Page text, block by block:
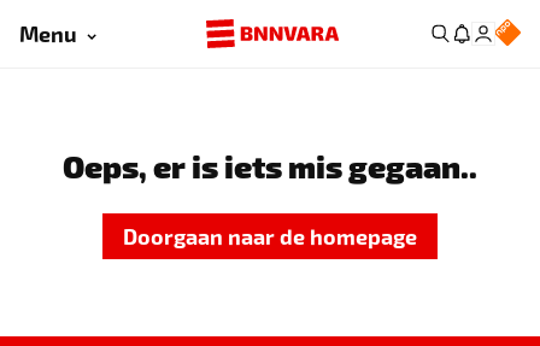
Menu
Oeps, er is iets mis gegaan..
Doorgaan naar de homepage